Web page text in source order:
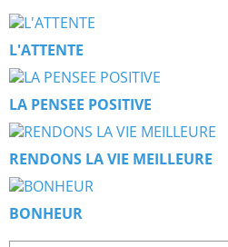
L'ATTENTE
LA PENSEE POSITIVE
RENDONS LA VIE MEILLEURE
BONHEUR